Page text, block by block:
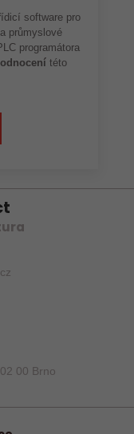
software pro
průmyslové
programátora
této
00 Brno